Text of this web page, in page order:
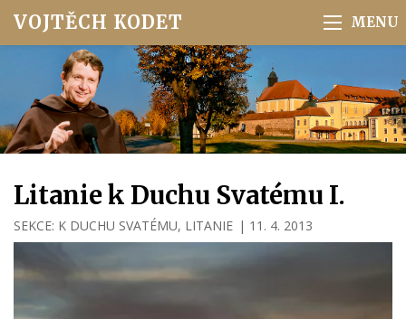
VOJTĚCH KODET
Litanie k Duchu Svatému I.
SEKCE: K DUCHU SVATÉMU, LITANIE | 11. 4. 2013